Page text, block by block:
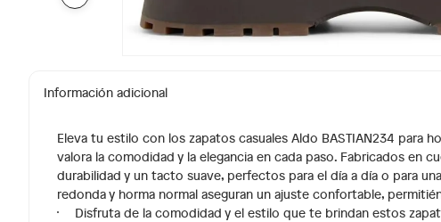
Información adicional
Eleva tu estilo con los zapatos casuales Aldo BASTIAN234 para
valora la comodidad y la elegancia en cada paso. Fabricados en
durabilidad y un tacto suave, perfectos para el día a día o para
redonda y horma normal aseguran un ajuste confortable,
Disfruta de la comodidad y el estilo que te brindan estos